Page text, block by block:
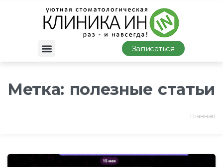
Записаться
Метка: полезные статьи
Главная